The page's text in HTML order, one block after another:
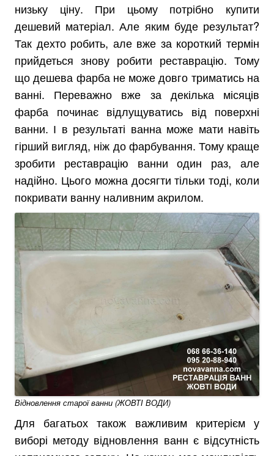
низьку ціну. При цьому потрібно купити
дешевий матеріал. Але яким буде результат?
Так дехто робить, але вже за короткий термін
прийдеться знову робити реставрацію. Тому
що дешева фарба не може довго триматись на
ванні. Переважно вже за декілька місяців
фарба починає відлущуватись від поверхні
ванни. І в результаті ванна може мати навіть
гірший вигляд, ніж до фарбування. Тому краще
зробити реставрацію ванни один раз, але
надійно. Цього можна досягти тільки тоді, коли
покривати ванну наливним акрилом.
Відновлення старої ванни (ЖОВТІ ВОДИ)
Для багатьох також важливим критерієм у
виборі методу відновлення ванн є відсутність